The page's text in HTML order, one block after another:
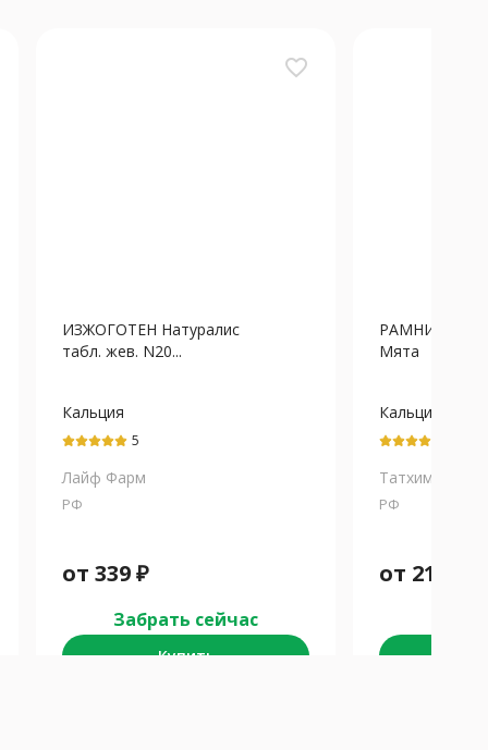
favorite_border
ИЗЖОГОТЕН Натуралис
табл. жев. N20...
Кальция
карбонат+Магния
5
Лайф Фарм
РФ
от 339₽
Забрать сейчас
Купить
РАМНИ табл.
Мята
Кальция
РФ
от 216